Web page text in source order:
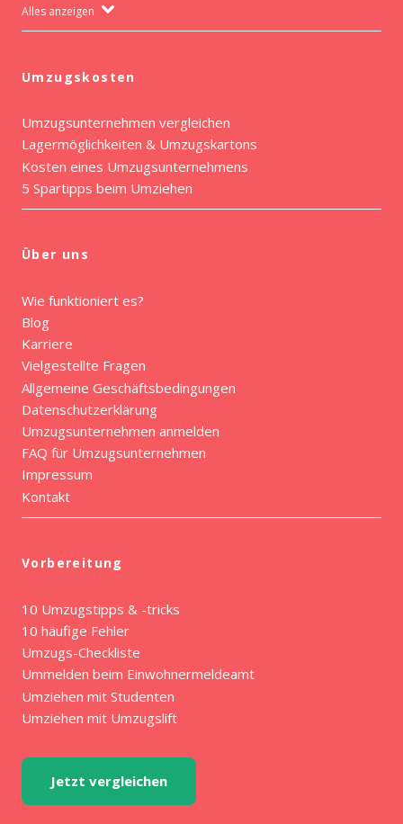
Alles anzeigen
Umzugskosten
Umzugsunternehmen vergleichen
Lagermöglichkeiten & Umzugskartons
Kosten eines Umzugsunternehmens
5 Spartipps beim Umziehen
Über uns
Wie funktioniert es?
Blog
Karriere
Vielgestellte Fragen
Allgemeine Geschäftsbedingungen
Datenschutzerklärung
Umzugsunternehmen anmelden
FAQ für Umzugsunternehmen
Impressum
Kontakt
Vorbereitung
10 Umzugstipps & -tricks
10 häufige Fehler
Umzugs-Checkliste
Ummelden beim Einwohnermeldeamt
Umziehen mit Studenten
Umziehen mit Umzugslift
Jetzt vergleichen